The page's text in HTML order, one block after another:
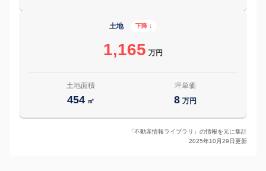
土地 下降 ↓
1,165 万円
土地面積
454 ㎡
坪単価
8 万円
「不動産情報ライブラリ」の情報を元に集計
2025年10月29日更新